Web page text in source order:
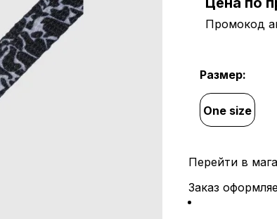
Промокод
Размер:
One size
Перейти в
Заказ